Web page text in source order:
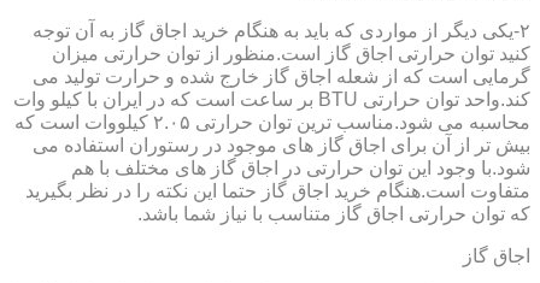
۲-یکی دیگر از مواردی که باید به هنگام خرید اجاق گاز به آن توجه
کنید توان حرارتی اجاق گاز است.منظور از توان حرارتی میزان
گرمایی است که از شعله اجاق گاز خارج شده و حرارت تولید می
کند.واحد توان حرارتی BTU بر ساعت است که در ایران با کیلو وات
محاسبه می شود.مناسب ترین توان حرارتی ۲.۰۵ کیلووات است که
بیش تر از آن برای اجاق گاز های موجود در رستوران استفاده می
شود.با وجود این توان حرارتی در اجاق گاز های مختلف با هم
متفاوت است.هنگام خرید اجاق گاز حتما این نکته را در نظر بگیرید
که توان حرارتی اجاق گاز متناسب با نیاز شما باشد.
اجاق گاز